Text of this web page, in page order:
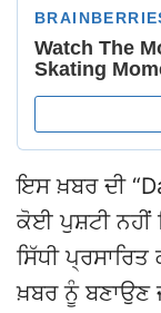
ਇਸ ਖ਼ਬਰ ਦੀ
ਕੋਈ ਪੁਸ਼ਟੀ ਨਹੀਂ
ਸਿੱਧੀ
ਖ਼ਬਰ ਨੂੰ ਬਣਾਉਣ